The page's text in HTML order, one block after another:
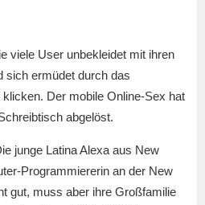
viele User unbekleidet mit ihren
sich ermüdet durch das
Der mobile Online-Sex hat
abgelöst.
junge Latina Alexa aus New
Programmiererin an der New
gut, muss aber ihre Großfamilie